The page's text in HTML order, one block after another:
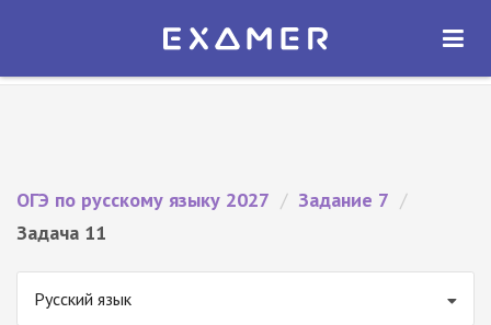
Экзамер — ЕГЭ 2027
ОТКРЫТЬ
ОГЭ по русскому языку 2027 / Задание 7 /
Задача 11
Русский язык